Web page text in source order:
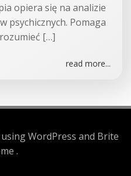
opiera się na analizie
psychicznych. Pomaga
[…]
read more...
WordPress and Brite
.